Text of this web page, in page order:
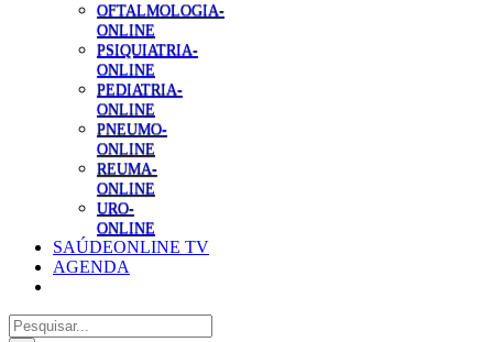
OFTALMOLOGIA-
ONLINE
PSIQUIATRIA-
ONLINE
PEDIATRIA-
ONLINE
PNEUMO-
ONLINE
REUMA-
ONLINE
URO-
ONLINE
SAÚDEONLINE TV
AGENDA
Pesquisar